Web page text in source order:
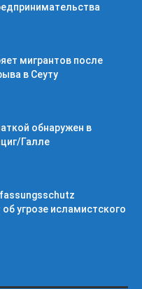
мигрантов после
в Сеуту
обнаружен в
Галле
угрозе исламистского